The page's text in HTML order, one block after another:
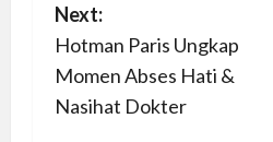
s
t
n
Next:
Hotman Paris Ungkap
Momen Abses Hati &
Nasihat Dokter